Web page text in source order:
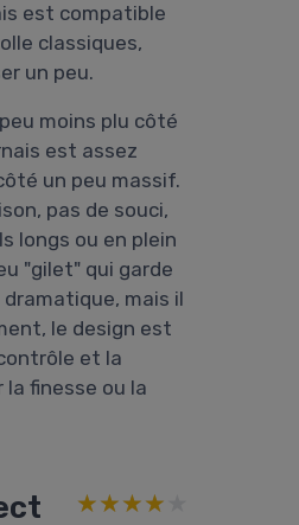
est compatible
classiques,
un peu.
moins plu côté
est assez
un peu massif.
pas de souci,
longs ou en plein
"gilet" qui garde
dramatique, mais il
le design est
et la
finesse ou la
★★★★★
★★★★★